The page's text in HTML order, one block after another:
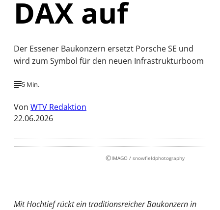
DAX auf
Der Essener Baukonzern ersetzt Porsche SE und
wird zum Symbol für den neuen Infrastrukturboom
5 Min.
Von WTV Redaktion
22.06.2026
©IMAGO / snowfieldphotography
Mit Hochtief rückt ein traditionsreicher Baukonzern in